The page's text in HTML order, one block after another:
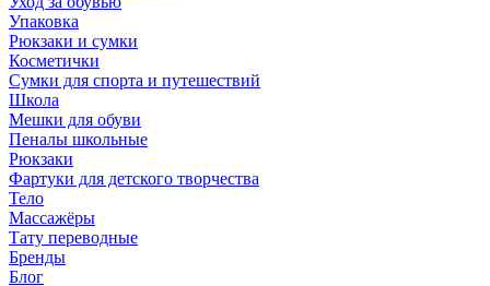
Упаковка
Рюкзаки и сумки
Косметички
Сумки для спорта и путешествий
Школа
Мешки для обуви
Пеналы школьные
Рюкзаки
Фартуки для детского творчества
Тело
Массажёры
Тату переводные
Бренды
Блог